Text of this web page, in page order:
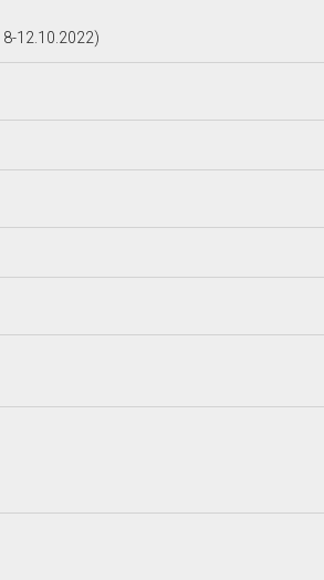
12.10.2022)